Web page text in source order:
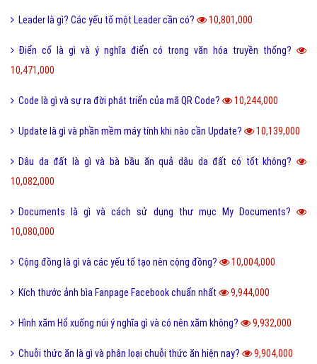
Leader là gì? Các yếu tố một Leader cần có? 10,801,000
Điển cố là gì và ý nghĩa điển có trong văn hóa truyền thống?
10,471,000
Code là gì và sự ra đời phát triển của mã QR Code? 10,244,000
Update là gì và phần mềm máy tính khi nào cần Update? 10,139,000
Dâu da đất là gì và bà bầu ăn quả dâu da đất có tốt không?
10,082,000
Documents là gì và cách sử dụng thư mục My Documents?
10,080,000
Cộng đồng là gì và các yếu tố tạo nên cộng đồng? 10,004,000
Kích thước ảnh bìa Fanpage Facebook chuẩn nhất 9,944,000
Hình xăm Hổ xuống núi ý nghĩa gì và có nên xăm không? 9,932,000
Chuỗi thức ăn là gì và phân loại chuỗi thức ăn hiện nay? 9,904,000